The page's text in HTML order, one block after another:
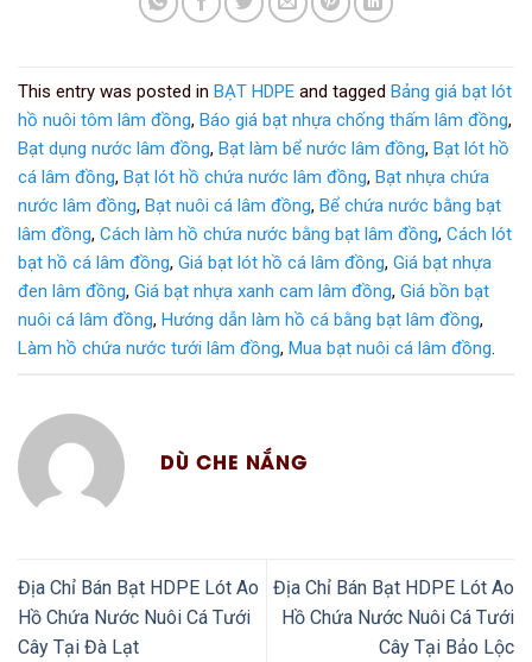
This entry was posted in BẠT HDPE and tagged Bảng giá bạt lót
hồ nuôi tôm lâm đồng, Báo giá bạt nhựa chống thấm lâm đồng,
Bạt dụng nước lâm đồng, Bạt làm bể nước lâm đồng, Bạt lót hồ
cá lâm đồng, Bạt lót hồ chứa nước lâm đồng, Bạt nhựa chứa
nước lâm đồng, Bạt nuôi cá lâm đồng, Bể chứa nước bằng bạt
lâm đồng, Cách làm hồ chứa nước bằng bạt lâm đồng, Cách lót
bạt hồ cá lâm đồng, Giá bạt lót hồ cá lâm đồng, Giá bạt nhựa
đen lâm đồng, Giá bạt nhựa xanh cam lâm đồng, Giá bồn bạt
nuôi cá lâm đồng, Hướng dẫn làm hồ cá bằng bạt lâm đồng,
Làm hồ chứa nước tưới lâm đồng, Mua bạt nuôi cá lâm đồng
DÙ CHE NẮNG
Địa Chỉ Bán Bạt HDPE Lót Ao
Hồ Chứa Nước Nuôi Cá Tưới
Cây Tại Đà Lạt
Địa Chỉ Bán Bạt HDPE Lót Ao
Hồ Chứa Nước Nuôi Cá Tưới
Cây Tại Bảo Lộc